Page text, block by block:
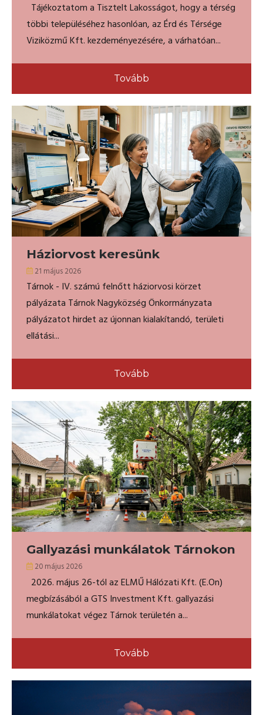
Tájékoztatom a Tisztelt Lakosságot, hogy a térség
többi településéhez hasonlóan, az Érd és Térsége
Viziközmű Kft. kezdeményezésére, a várhatóan...
Tovább
Háziorvost keresünk
21 május 2026
Tárnok - IV. számú felnőtt háziorvosi körzet
pályázata Tárnok Nagyközség Önkormányzata
pályázatot hirdet az újonnan kialakítandó, területi
ellátási...
Tovább
Gallyazási munkálatok Tárnokon
20 május 2026
2026. május 26-tól az ELMŰ Hálózati Kft. (E.On)
megbízásából a GTS Investment Kft. gallyazási
munkálatokat végez Tárnok területén a...
Tovább